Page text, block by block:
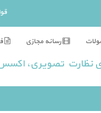
رسانه مجازی
نظارت تصویری،